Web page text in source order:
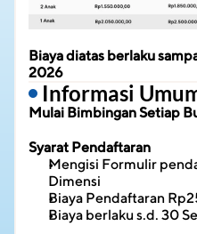
Biaya diatas berlaku
2026
Informasi
Mulai Bimbingan Setiap
Syarat Pendaftaran
Mengisi Formulir
Dimensi
Biaya Pendaftaran
Biaya berlaku s.d. 30